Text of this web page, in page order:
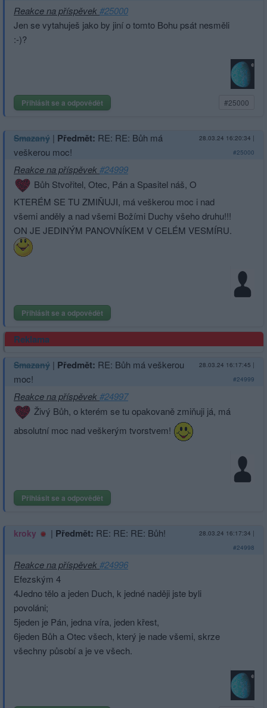
Reakce na příspěvek#25000
Jen se vytahuješ jako by jiní o tomto Bohu psát nesměli
:-)?
Přihlásit se a odpovědět #25000
Smazaný | Předmět: RE: RE: Bůh má
veškerou moc!
28.03.24 16:20:34 |
#25000
Reakce na příspěvek#24999
Bůh Stvořitel, Otec, Pán a Spasitel náš, O
KTERÉM SE TU ZMIŇUJI, má veškerou moc i nad
všemi anděly a nad všemi Božími Duchy všeho druhu!!!
ON JE JEDINÝM PANOVNÍKEM V CELÉM VESMÍRU.
Přihlásit se a odpovědět
Reklama
Smazaný | Předmět: RE: Bůh má veškerou
moc!
28.03.24 16:17:45 |
#24999
Reakce na příspěvek#24997
Živý Bůh, o kterém se tu opakovaně zmiňuji já, má
absolutní moc nad veškerým tvorstvem!
Přihlásit se a odpovědět
kroky | Předmět: RE: RE: RE: Bůh! 28.03.24 16:17:34 |
#24998
Reakce na příspěvek#24996
Efezským 4
4Jedno tělo a jeden Duch, k jedné naději jste byli
povoláni;
5jeden je Pán, jedna víra, jeden křest,
6jeden Bůh a Otec všech, který je nade všemi, skrze
všechny působí a je ve všech.